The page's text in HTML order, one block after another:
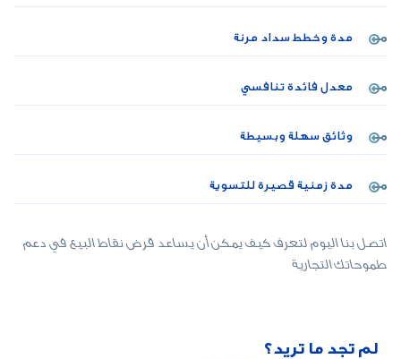
مدة وخطط سداد مرنة
معدل فائدة تنافسي
وثائق سهلة وبسيطة
مدة زمنية قصيرة للتسوية
اتصل بنا اليوم لتعرف كيف يمكن أن يساعد قرض نقاط البيع في دعم
طموحاتك التجارية
لم تجد ما تريد؟